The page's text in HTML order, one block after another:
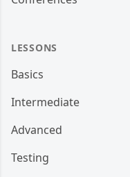
LESSONS
Basics
Intermediate
Advanced
Testing